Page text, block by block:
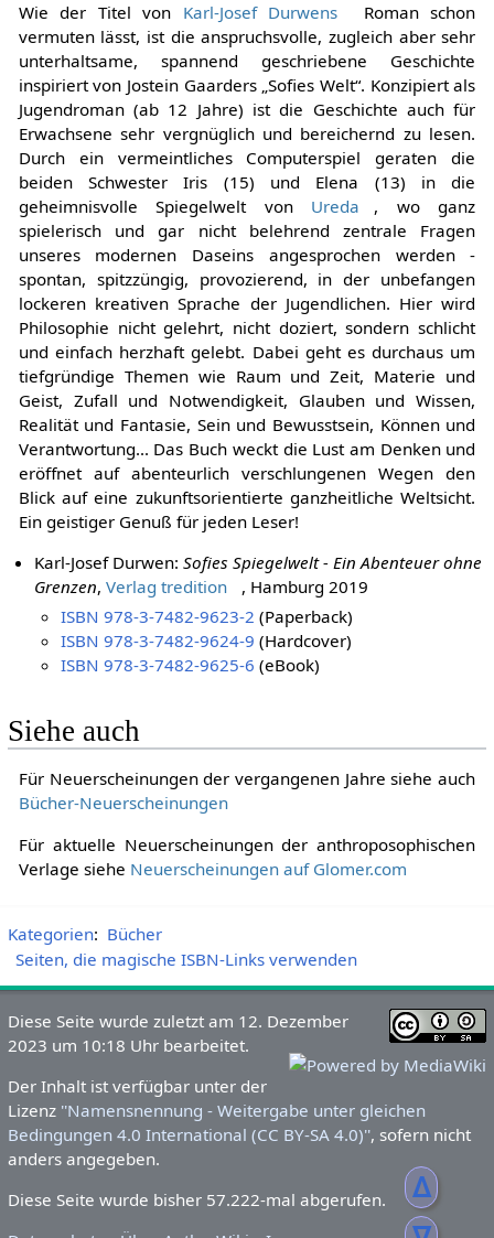
ᐃ
Wie der Titel von Karl-Josef Durwens
Roman schon
vermuten lässt, ist die anspruchsvolle, zugleich aber sehr
unterhaltsame, spannend geschriebene Geschichte
inspiriert von Jostein Gaarders „Sofies Welt“. Konzipiert als
Jugendroman (ab 12 Jahre) ist die Geschichte auch für
Erwachsene sehr vergnüglich und bereichernd zu lesen.
Durch ein vermeintliches Computerspiel geraten die
beiden Schwester Iris (15) und Elena (13) in die
geheimnisvolle Spiegelwelt von Ureda
, wo ganz
spielerisch und gar nicht belehrend zentrale Fragen
unseres modernen Daseins angesprochen werden -
spontan, spitzzüngig, provozierend, in der unbefangen
lockeren kreativen Sprache der Jugendlichen. Hier wird
Philosophie nicht gelehrt, nicht doziert, sondern schlicht
und einfach herzhaft gelebt. Dabei geht es durchaus um
tiefgründige Themen wie Raum und Zeit, Materie und
Geist, Zufall und Notwendigkeit, Glauben und Wissen,
Realität und Fantasie, Sein und Bewusstsein, Können und
Verantwortung... Das Buch weckt die Lust am Denken und
eröffnet auf abenteurlich verschlungenen Wegen den
Blick auf eine zukunftsorientierte ganzheitliche Weltsicht.
Ein geistiger Genuß für jeden Leser!
Karl-Josef Durwen:Sofies Spiegelwelt - Ein Abenteuer ohne
Grenzen,Verlag tredition
, Hamburg 2019
ISBN 978-3-7482-9623-2 (Paperback)
ISBN 978-3-7482-9624-9 (Hardcover)
ISBN 978-3-7482-9625-6 (eBook)
Siehe auch
Für Neuerscheinungen der vergangenen Jahre siehe auch
Bücher-Neuerscheinungen
Für aktuelle Neuerscheinungen der anthroposophischen
Verlage siehe Neuerscheinungen auf Glomer.com
Kategorien: Bücher
Seiten, die magische ISBN-Links verwenden
Diese Seite wurde zuletzt am 12. Dezember
2023 um 10:18 Uhr bearbeitet.
Der Inhalt ist verfügbar unter der
Lizenz ''Namensnennung - Weitergabe unter gleichen
Bedingungen 4.0 International (CC BY-SA 4.0)'', sofern nicht
anders angegeben.
Diese Seite wurde bisher 57.222-mal abgerufen.